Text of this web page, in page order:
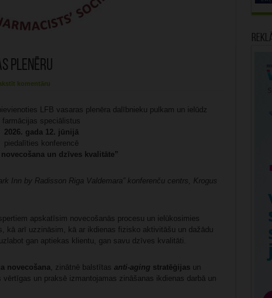
plenēru
komentāru
LFB vasaras plenēra dalībnieku pulkam un ielūdz
farmācijas speciālistus
2026. gada 12. jūnijā
piedalīties konferencē
novecošana un dzīves kvalitāte”
Inn by Radisson Riga Valdemara” konferenču centrs, Krogus
apskatīsim novecošanās procesu un ielūkosimies
kā arī uzzināsim, kā ar ikdienas fizisko aktivitāšu un dažādu
gan aptiekas klientu, gan savu dzīves kvalitāti.
novecošana, zinātnē balstītas anti-aging stratēģijas un
un praksē izmantojamas zināšanas ikdienas darbā un